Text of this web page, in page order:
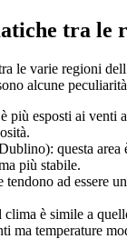
tra le
le varie regioni
alcune
più esposti ai venti
questa area
più stabile.
tendono ad essere
è simile a
ma temperature